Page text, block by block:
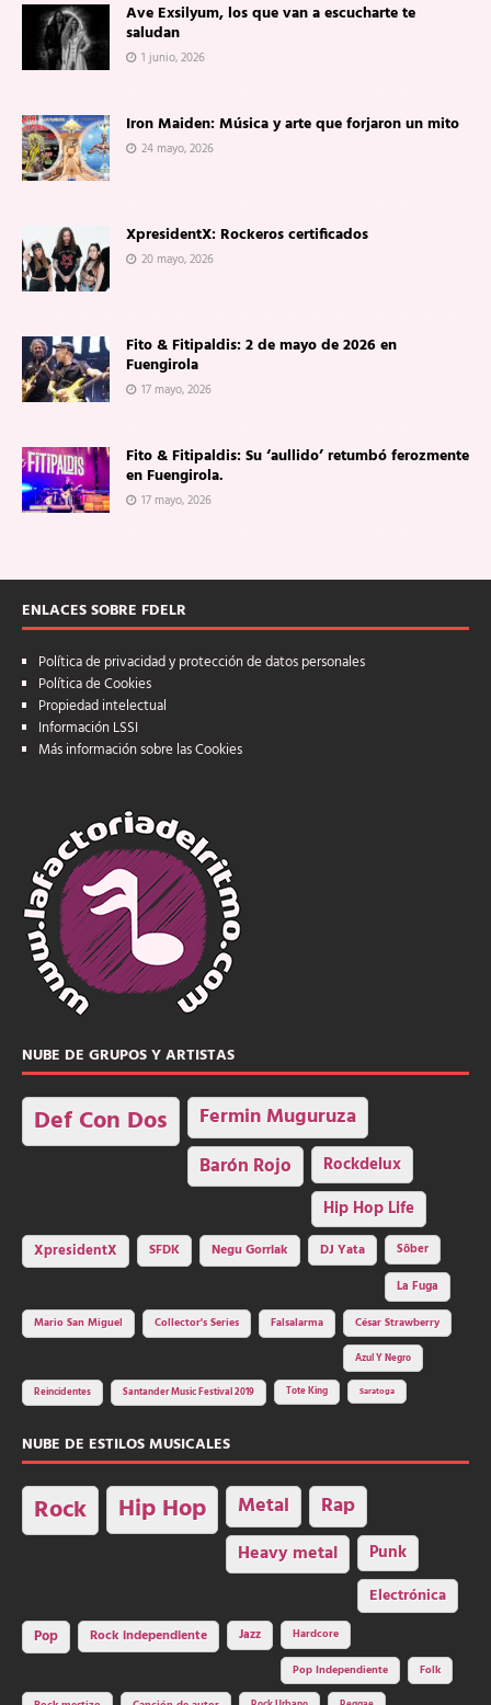
Ave Exsilyum, los que van a escucharte te
saludan
1 junio, 2026
Iron Maiden: Música y arte que forjaron un mito
24 mayo, 2026
XpresidentX: Rockeros certificados
20 mayo, 2026
Fito & Fitipaldis: 2 de mayo de 2026 en
Fuengirola
17 mayo, 2026
Fito & Fitipaldis: Su ‘aullido’ retumbó ferozmente
en Fuengirola.
17 mayo, 2026
ENLACES SOBRE FDELR
Política de privacidad y protección de datos personales
Política de Cookies
Propiedad intelectual
Información LSSI
Más información sobre las Cookies
NUBE DE GRUPOS Y ARTISTAS
Def Con Dos Fermin Muguruza
Barón Rojo Rockdelux
Hip Hop Life
XpresidentX SFDK Negu Gorriak DJ Yata
Sôber
La Fuga
Mario San Miguel
Collector's Series Falsalarma César Strawberry
Azul Y Negro
Reincidentes Santander Music Festival 2019 Tote King Saratoga
NUBE DE ESTILOS MUSICALES
Rock Hip Hop Metal Rap
Heavy metal Punk
Electrónica
Pop Rock independiente Jazz Hardcore
Pop Independiente Folk